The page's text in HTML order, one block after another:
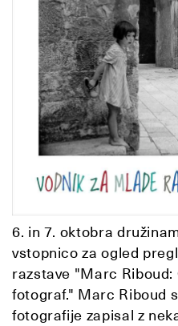
6. in 7. oktobra
vstopnico za ogled
razstave "Marc Riboud:
fotograf." Marc Riboud
fotografije zapisal z